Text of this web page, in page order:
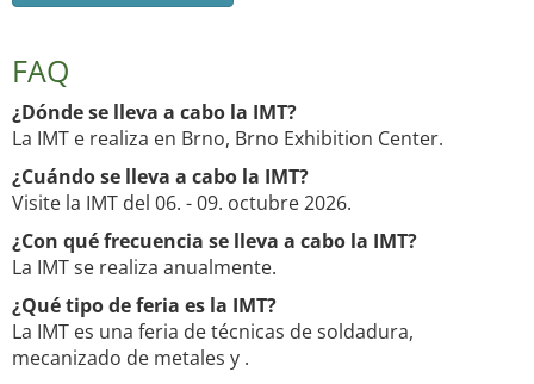
FAQ
¿Dónde se lleva a cabo la IMT?
La IMT e realiza en Brno, Brno Exhibition Center.
¿Cuándo se lleva a cabo la IMT?
Visite la IMT del 06. - 09. octubre 2026.
¿Con qué frecuencia se lleva a cabo la IMT?
La IMT se realiza anualmente.
¿Qué tipo de feria es la IMT?
La IMT es una feria de técnicas de soldadura,
mecanizado de metales y .